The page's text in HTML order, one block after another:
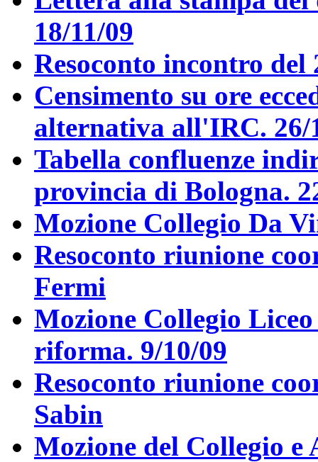
18/11/09
Resoconto incontro
Censimento su ore
alternativa all'IRC. 26/
Tabella confluenze
provincia di Bologna.
Mozione Collegio Da
Resoconto riunione
Fermi
Mozione Collegio
riforma. 9/10/09
Resoconto riunione
Sabin
Mozione del Collegio e